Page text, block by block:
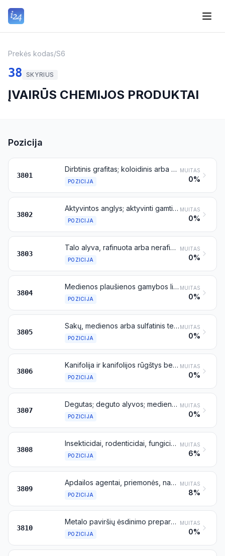
Prekės kodas/S6
38 SKYRIUS
ĮVAIRŪS CHEMIJOS PRODUKTAI
Pozicija
3801
Dirbtinis grafitas; koloidinis arba pusiau koloidinis grafitas; preparatai, kurių pagrindinės sudėtinės dalys yra grafitas arba kitos anglies atmainos, turintys pastų, luitų, plokščių arba kitų pusgaminių pavidalą
POZICIJA
MUITAS
0%
3802
Aktyvintos anglys; aktyvinti gamtiniai mineraliniai produktai; gyvūninės anglys, įskaitant panaudotas gyvūnines anglis
POZICIJA
MUITAS
0%
3803
Talo alyva, rafinuota arba nerafinuota
POZICIJA
MUITAS
0%
3804
Medienos plaušienos gamybos liekamieji šarmai, koncentruoti arba nekoncentruoti, iš kurių pašalintas cukrus arba nepašalintas, chemiškai apdoroti arba neapdoroti, įskaitant lignino sulfonatus, bet išskyrus talo alyvą, priskiriamą 3803 pozicijai
POZICIJA
MUITAS
0%
3805
Sakų, medienos arba sulfatinis terpentinas ir kiti terpeniniai aliejai, gauti distiliuojant arba kitu būdu apdorojant spygliuočių medieną; neapdorotas dipentenas; sulfitinis terpentinas ir kiti neapdoroti para-cimenai; pušų aliejus, kurio pagrindinė sudėtinė dalis yra alfa-terpineolis
POZICIJA
MUITAS
0%
3806
Kanifolija ir kanifolijos rūgštys bei jų dariniai; kanifolijos spiritas ir kanifolijos alyvos; takiosios dervos
POZICIJA
MUITAS
0%
3807
Degutas; deguto alyvos; medienos kreozotas; medienos alyva (wood naphtha); augalinis pikis; alaus pikis ir panašūs preparatai, kurių pagrindinės sudėtinės dalys yra kanifolija, kanifolijos rūgštys arba augalinis pikis
POZICIJA
MUITAS
0%
3808
Insekticidai, rodenticidai, fungicidai, herbicidai, augalų dygimo lėtikliai ir augalų augimo reguliatoriai, dezinfekcijos priemonės ir panašūs produktai, suformuoti į formas arba supakuoti į mažmeninei prekybai skirtas pakuotes, arba turintys preparatų arba dirbinių pavidalą (pavyzdžiui, siera apdorotos juostos, dagčiai ir žvakės bei lipnūs musgaudžiai)
POZICIJA
MUITAS
6%
3809
Apdailos agentai, priemonės, naudojamos dažymui arba dažiklių fiksacijai pagreitinti, ir kiti produktai bei preparatai (pavyzdžiui, užpildai ir kandikai), naudojami tekstilės, popieriaus, odos pramonėje arba panašiose pramonės šakose, nenurodyti kitoje vietoje
POZICIJA
MUITAS
8%
3810
Metalo paviršių ėsdinimo preparatai (beicai); fliusai ir kiti pagalbiniai preparatai, skirti litavimui, litavimui kietuoju lydmetaliu arba virinimui; litavimo, litavimo kietuoju lydmetaliu arba suvirinimo milteliai ir pastos iš metalų ir iš kitų medžiagų; preparatai, naudojami suvirinimo elektrodų arba strypų šerdims ar apvalkalams
POZICIJA
MUITAS
0%